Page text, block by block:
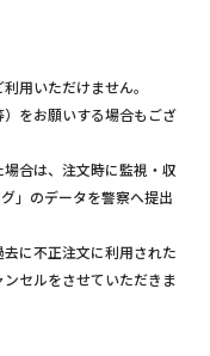
用いただけません。
をお願いする場合もござ
合は、注文時に監視・収
」のデータを警察へ提出
に不正注文に利用された
セルをさせていただきま